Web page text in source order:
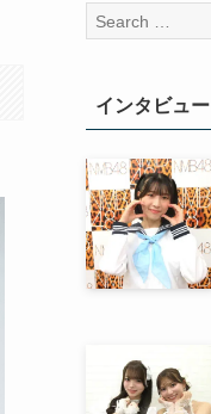
検
索:
インタビュー